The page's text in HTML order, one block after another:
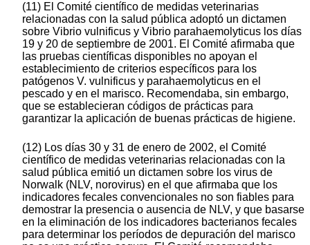
(11) El Comité científico de medidas veterinarias
relacionadas con la salud pública adoptó un dictamen
sobre Vibrio vulnificus y Vibrio parahaemolyticus los días
19 y 20 de septiembre de 2001. El Comité afirmaba que
las pruebas científicas disponibles no apoyan el
establecimiento de criterios específicos para los
patógenos V. vulnificus y parahaemolyticus en el
pescado y en el marisco. Recomendaba, sin embargo,
que se establecieran códigos de prácticas para
garantizar la aplicación de buenas prácticas de higiene.
(12) Los días 30 y 31 de enero de 2002, el Comité
científico de medidas veterinarias relacionadas con la
salud pública emitió un dictamen sobre los virus de
Norwalk (NLV, norovirus) en el que afirmaba que los
indicadores fecales convencionales no son fiables para
demostrar la presencia o ausencia de NLV, y que basarse
en la eliminación de los indicadores bacterianos fecales
para determinar los períodos de depuración del marisco